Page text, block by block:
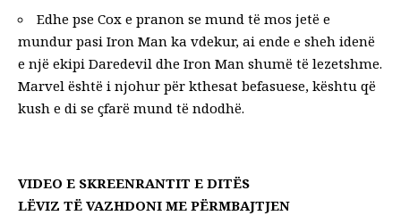
Edhe pse Cox e pranon se mund të mos jetë e
mundur pasi Iron Man ka vdekur, ai ende e sheh idenë
e një ekipi Daredevil dhe Iron Man shumë të lezetshme.
Marvel është i njohur për kthesat befasuese, kështu që
kush e di se çfarë mund të ndodhë.
VIDEO E SKREENRANTIT E DITËS
LËVIZ TË VAZHDONI ME PËRMBAJTJEN